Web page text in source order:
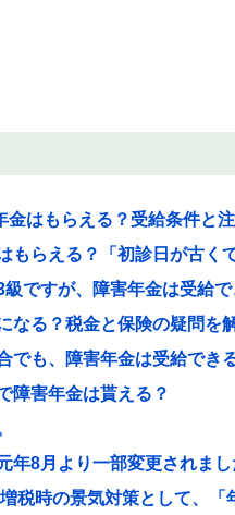
金はもらえる？受給条件と
もらえる？「初診日が古く
級ですが、障害年金は受給
なる？税金と保険の疑問を
でも、障害年金は受給でき
障害年金は貰える？
年8月より一部変更されま
税時の景気対策として、